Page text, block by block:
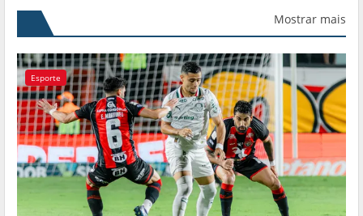
Mostrar mais
Esporte